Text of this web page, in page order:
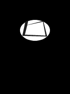
main